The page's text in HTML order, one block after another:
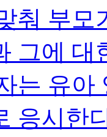
춰 부모
그에 대
는 유아
응시한